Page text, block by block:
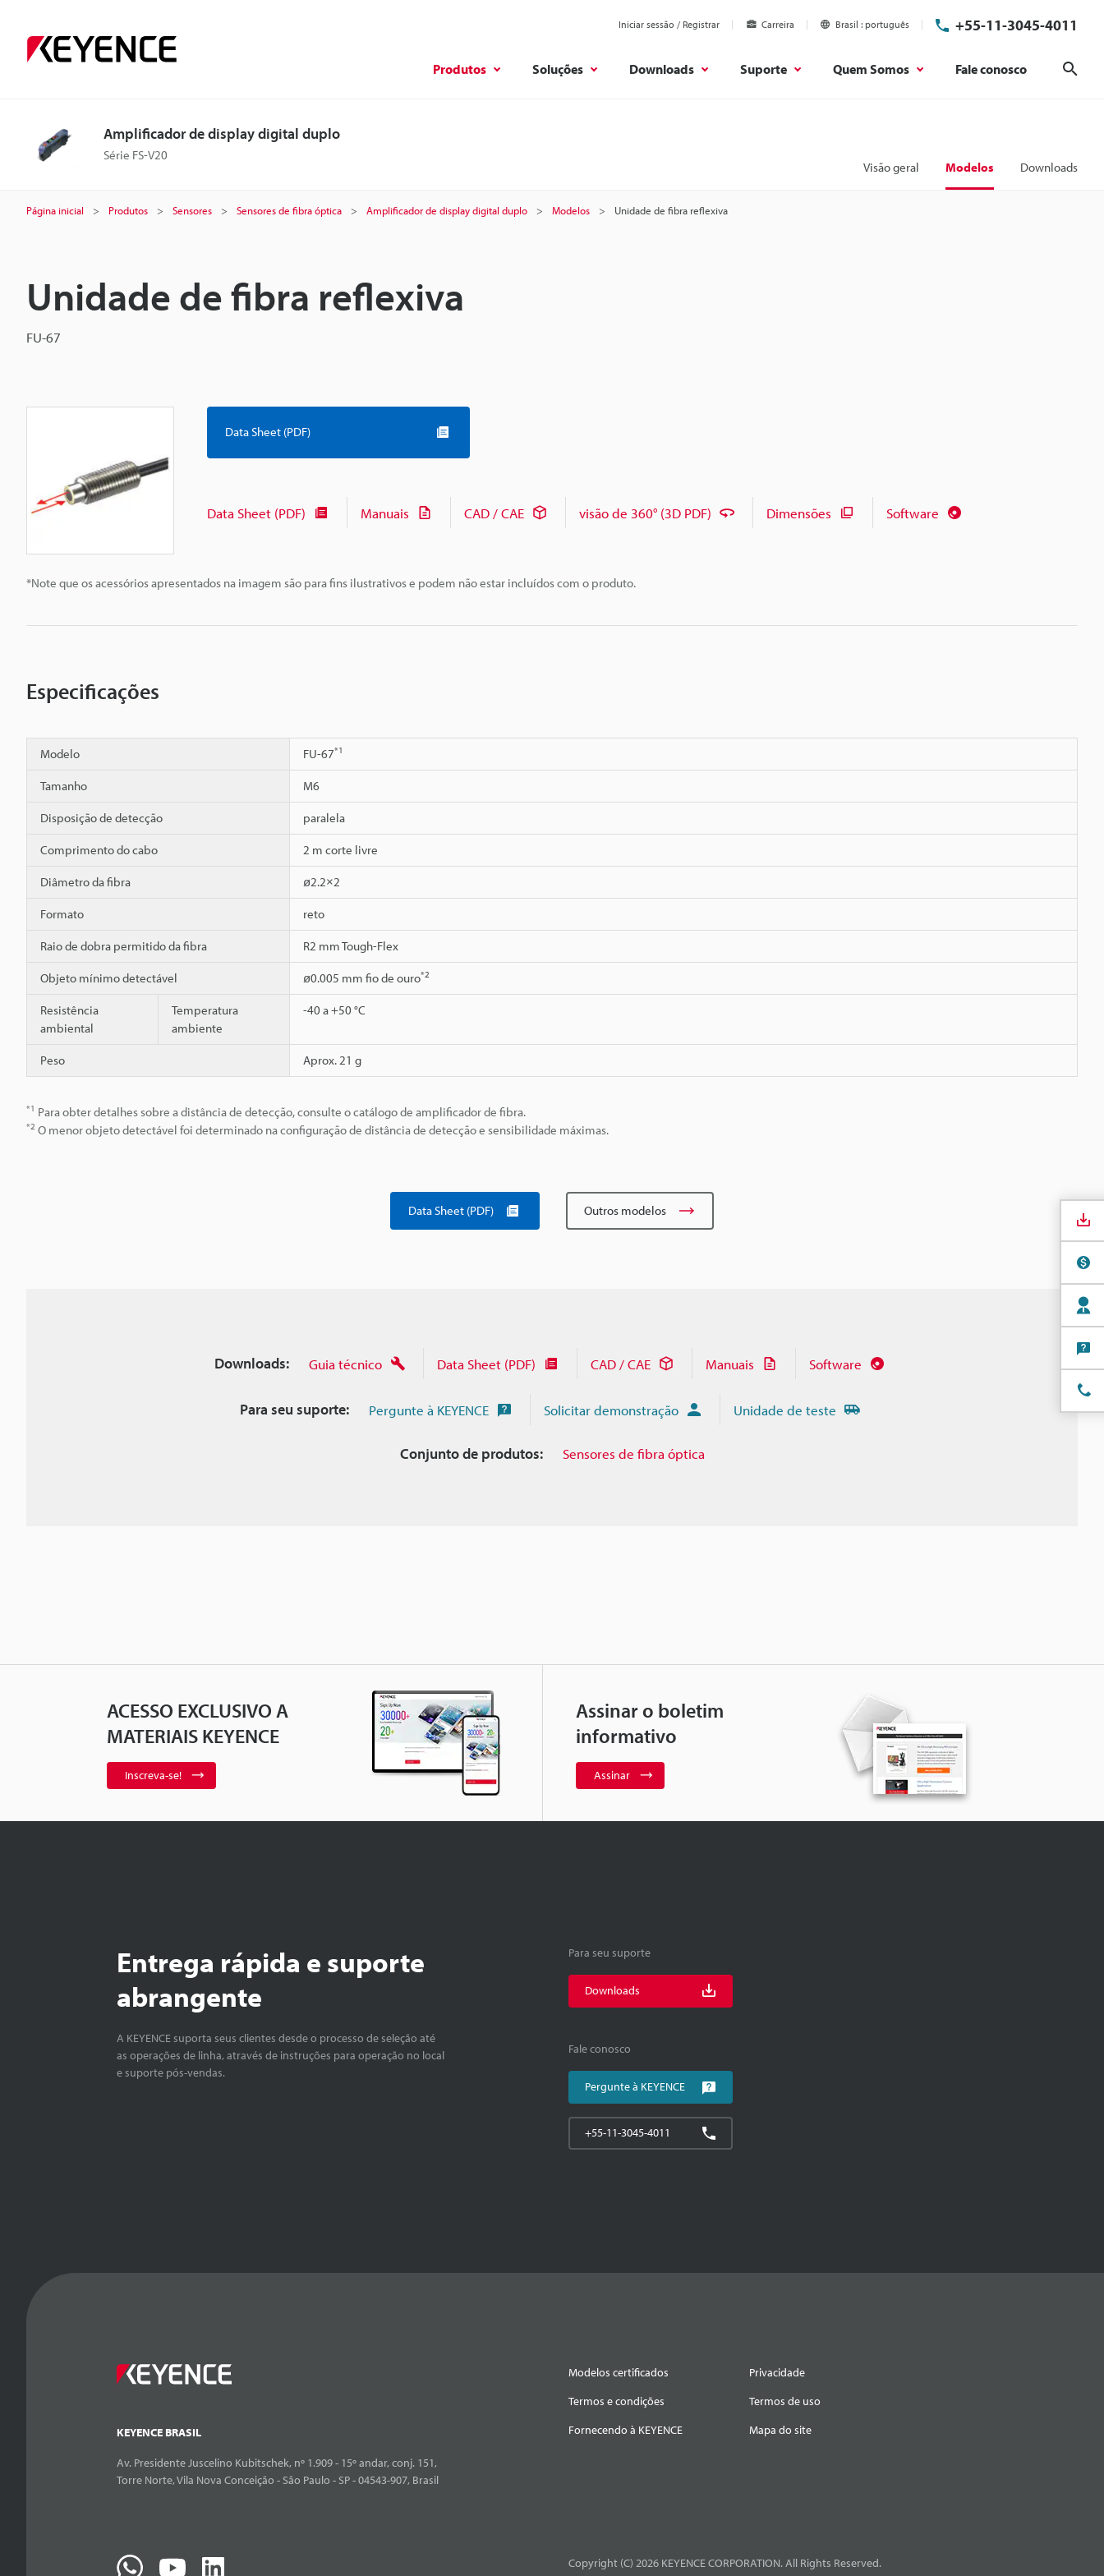
Iniciar sessão / Registrar Carreira Brasil português +55-11-3045-4011
Produtos Soluções Downloads Suporte Quem Somos Fale conosco
Amplificador de display digital duplo
Série FS-V20
Visão geral Modelos Downloads
Página inicial Produtos Sensores Sensores de fibra óptica Amplificador de display digital duplo Modelos Unidade de fibra reflexiva
Unidade de fibra reflexiva
FU-67
*Note que os acessórios apresentados na imagem são para fins ilustrativos e podem não estar incluídos com o produto.
Data Sheet (PDF)
Data Sheet (PDF) Manuais CAD / CAE visão de 360° (3D PDF) Dimensões Software
Especificações
Modelo FU-67*1
Tamanho M6
Disposição de detecção paralela
Comprimento do cabo 2 m corte livre
Diâmetro da fibra ø2.2×2
Formato reto
Raio de dobra permitido da fibra R2 mm Tough-Flex
Objeto mínimo detectável ø0.005 mm fio de ouro*2
Resistência
ambiental
Temperatura
ambiente
-40 a +50 °C
Peso Aprox. 21 g
*1 Para obter detalhes sobre a distância de detecção, consulte o catálogo de amplificador de fibra.
*2 O menor objeto detectável foi determinado na configuração de distância de detecção e sensibilidade máximas.
Data Sheet (PDF) Outros modelos
Downloads: Guia técnico Data Sheet (PDF) CAD / CAE Manuais Software
Para seu suporte: Pergunte à KEYENCE Solicitar demonstração Unidade de teste
Conjunto de produtos: Sensores de fibra óptica
ACESSO EXCLUSIVO A
MATERIAIS KEYENCE
Inscreva-se!
Assinar o boletim
informativo
Assinar
Entrega rápida e suporte
abrangente
A KEYENCE suporta seus clientes desde o processo de seleção até
as operações de linha, através de instruções para operação no local
e suporte pós-vendas.
Para seu suporte
Downloads
Fale conosco
Pergunte à KEYENCE
+55-11-3045-4011
KEYENCE BRASIL
Av. Presidente Juscelino Kubitschek, nº 1.909 - 15º andar, conj. 151,
Torre Norte, Vila Nova Conceição - São Paulo - SP - 04543-907, Brasil
Modelos certificados
Privacidade
Termos e condições
Termos de uso
Fornecendo à KEYENCE
Mapa do site
Copyright (C) 2026 KEYENCE CORPORATION. All Rights Reserved.